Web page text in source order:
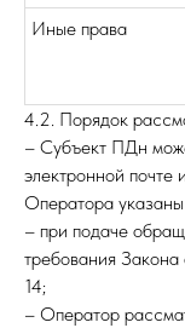
Иные права
4.2. Порядок
– Субъект ПДн
электронной почте
Оператора
– при подаче
требования Закона
14;
– Оператор